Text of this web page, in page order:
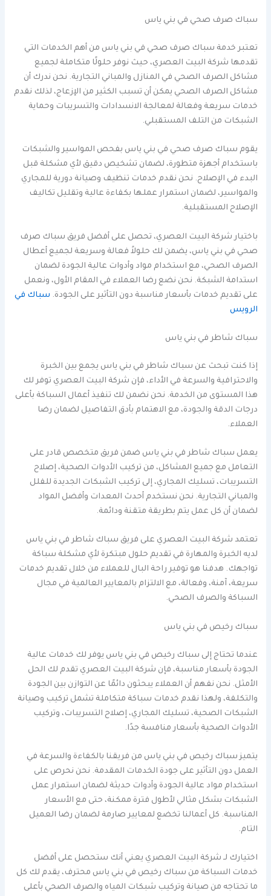
سباك صرف صحي في بني ياس
تعتبر خدمة سباك صرف صحي في بني ياس من أهم الخدمات التي
تقدمها شركة البيت العصري، حيث نوفر حلولًا متكاملة لجميع
مشاكل الصرف الصحي في المنازل والمباني التجارية. نحن ندرك أن
مشاكل الصرف الصحي يمكن أن تسبب الكثير من الإزعاج، لذلك نقدم
خدمات سريعة وفعالة لمعالجة الانسدادات والتسريبات وحماية
الشبكات من التلف المستقبلي.
يقوم سباك صرف صحي في بني ياس بفحص المواسير والشبكات
باستخدام أجهزة متطورة، لضمان تشخيص دقيق لأي مشكلة قبل
البدء في الإصلاح. نحن نقدم خدمات تنظيف وصيانة دورية للمجاري
والمواسير، لضمان استمرار عملها بكفاءة عالية وتقليل تكاليف
الإصلاح المستقبلية.
باختيار شركة البيت العصري، تحصل على أفضل فريق سباك صرف
صحي في بني ياس، يضمن لك حلولاً فعالة وسريعة لجميع أعطال
الصرف الصحي، مع استخدام مواد وأدوات عالية الجودة لضمان
استدامة الشبكة. نحن نضع رضا العملاء في المقام الأول، ونعمل
على تقديم خدمات بأسعار مناسبة دون التأثير على الجودة. سباك في
الرويس
سباك شاطر في بني ياس
إذا كنت تبحث عن سباك شاطر في بني ياس يجمع بين الخبرة
والاحترافية والسرعة في الأداء، فإن شركة البيت العصري توفر لك
هذا المستوى من الخدمة. نحن نضمن لك تنفيذ أعمال السباكة بأعلى
درجات الدقة والجودة، مع الاهتمام بأدق التفاصيل لضمان رضا
العملاء.
يعمل سباك شاطر في بني ياس ضمن فريق متخصص قادر على
التعامل مع جميع المشاكل، من تركيب الأدوات الصحية، إصلاح
التسريبات، تسليك المجاري، إلى تركيب الشبكات الجديدة للفلل
والمباني التجارية. نحن نستخدم أحدث المعدات وأفضل المواد
لضمان أن كل عمل يتم بطريقة متقنة ودائمة.
تعتمد شركة البيت العصري على فريق سباك شاطر في بني ياس
لديه الخبرة والمهارة في تقديم حلول مبتكرة لأي مشكلة سباكة
تواجهك. هدفنا هو توفير راحة البال للعملاء من خلال تقديم خدمات
سريعة، آمنة، وفعالة، مع الالتزام بالمعايير العالمية في مجال
السباكة والصرف الصحي.
سباك رخيص في بني ياس
عندما تحتاج إلى سباك رخيص في بني ياس يوفر لك خدمات عالية
الجودة بأسعار مناسبة، فإن شركة البيت العصري تقدم لك الحل
الأمثل. نحن نفهم أن العملاء يبحثون دائمًا عن التوازن بين الجودة
والتكلفة، ولهذا نقدم خدمات سباكة متكاملة تشمل تركيب وصيانة
الشبكات الصحية، تسليك المجاري، إصلاح التسريبات، وتركيب
الأدوات الصحية بأسعار منافسة جدًا.
يتميز سباك رخيص في بني ياس من فريقنا بالكفاءة والسرعة في
العمل دون التأثير على جودة الخدمات المقدمة. نحن نحرص على
استخدام مواد عالية الجودة وأدوات حديثة لضمان استمرار عمل
الشبكات بشكل مثالي لأطول فترة ممكنة، حتى مع الأسعار
المناسبة. كل أعمالنا تخضع لمعايير صارمة لضمان رضا العميل
التام.
اختيارك لـ شركة البيت العصري يعني أنك ستحصل على أفضل
خدمات السباكة من سباك رخيص في بني ياس محترف، يقدم لك كل
ما تحتاجه من صيانة وتركيب شبكات المياه والصرف الصحي بأعلى